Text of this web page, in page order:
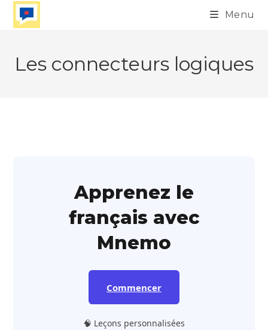
Skip
Menu
Les connecteurs logiques
Apprenez le
français avec
Mnemo
Commencer
🧠 Leçons personnalisées